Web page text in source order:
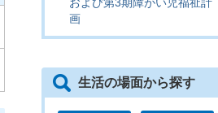
および第3期障がい児福祉計
画
生活の場面から探す